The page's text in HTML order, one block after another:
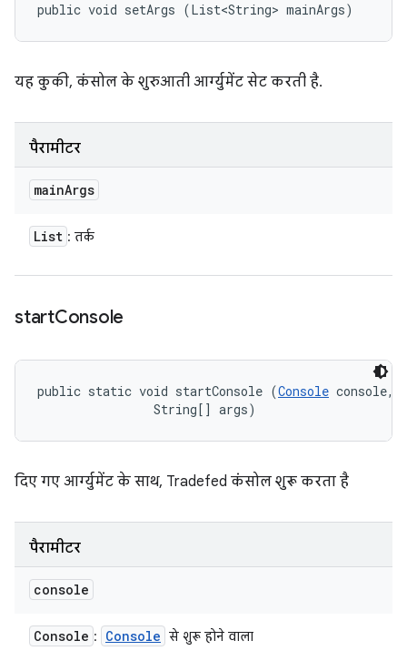
public void setArgs (List<String> mainArgs)
यह कुकी, कंसोल के शुरुआती आर्ग्युमेंट सेट करती है.
पैरामीटर
mainArgs
List : तर्क
startConsole
public static void startConsole (Console console,
                String[] args)
दिए गए आर्ग्युमेंट के साथ, Tradefed कंसोल शुरू करता है
पैरामीटर
console
Console : Console से शुरू होने वाला